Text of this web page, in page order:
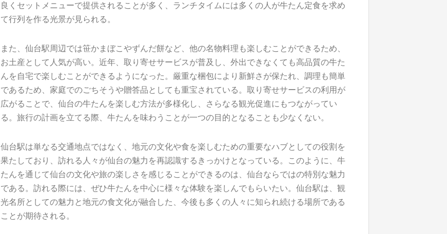
良くセットメニューで提供されることが多く、ランチタイムには多くの人が牛たん定食を求め
て行列を作る光景が見られる。
また、仙台駅周辺では笹かまぼこやずんだ餅など、他の名物料理も楽しむことができるため、
お土産として人気が高い。近年、取り寄せサービスが普及し、外出できなくても高品質の牛た
んを自宅で楽しむことができるようになった。厳重な梱包により新鮮さが保たれ、調理も簡単
であるため、家庭でのごちそうや贈答品としても重宝されている。取り寄せサービスの利用が
広がることで、仙台の牛たんを楽しむ方法が多様化し、さらなる観光促進にもつながってい
る。旅行の計画を立てる際、牛たんを味わうことが一つの目的となることも少なくない。
仙台駅は単なる交通地点ではなく、地元の文化や食を楽しむための重要なハブとしての役割を
果たしており、訪れる人々が仙台の魅力を再認識するきっかけとなっている。このように、牛
たんを通じて仙台の文化や旅の楽しさを感じることができるのは、仙台ならではの特別な魅力
である。訪れる際には、ぜひ牛たんを中心に様々な体験を楽しんでもらいたい。仙台駅は、観
光名所としての魅力と地元の食文化が融合した、今後も多くの人々に知られ続ける場所である
ことが期待される。